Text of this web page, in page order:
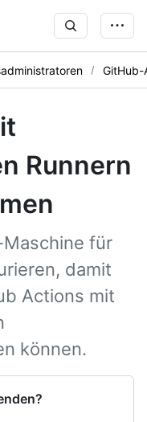
GitHub-
Runnern
Maschine für
damit
Actions mit
können.